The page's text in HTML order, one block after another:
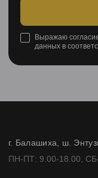
Выражаю
данных в
г. Балашиха, ш.
ПН-ПТ: 9.00-18.00,